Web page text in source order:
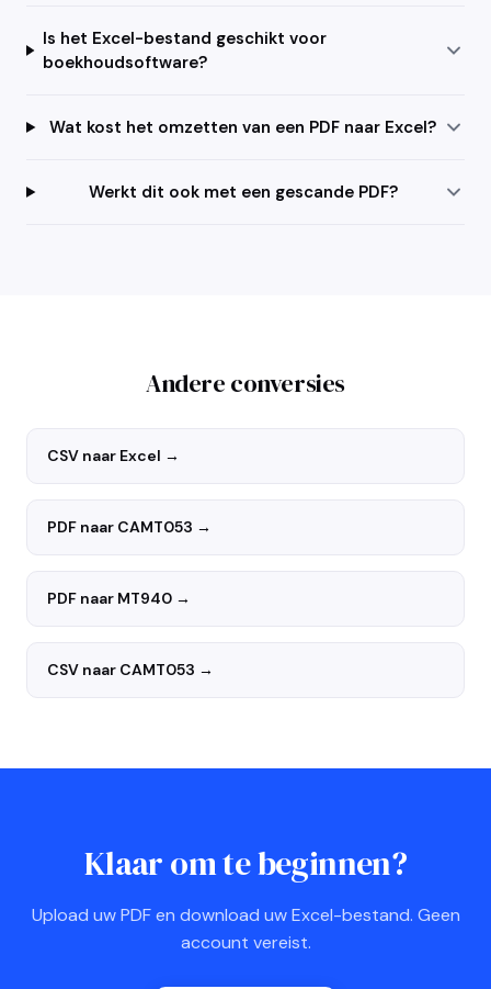
Is het Excel-bestand geschikt voor
boekhoudsoftware?
Wat kost het omzetten van een PDF naar Excel?
Werkt dit ook met een gescande PDF?
Andere conversies
CSV naar Excel →
PDF naar CAMT053 →
PDF naar MT940 →
CSV naar CAMT053 →
Klaar om te beginnen?
Upload uw PDF en download uw Excel-bestand. Geen
account vereist.